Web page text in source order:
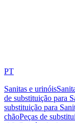
PT
Sanitas e urinóis
de substituição para
substituição para
chãoPeças de